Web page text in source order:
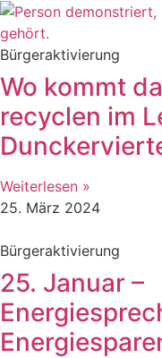
Bürgeraktivierung
Wo kommt
recyclen im
Weiterlesen »
25. März 2024
Bürgeraktivierung
25. Januar –